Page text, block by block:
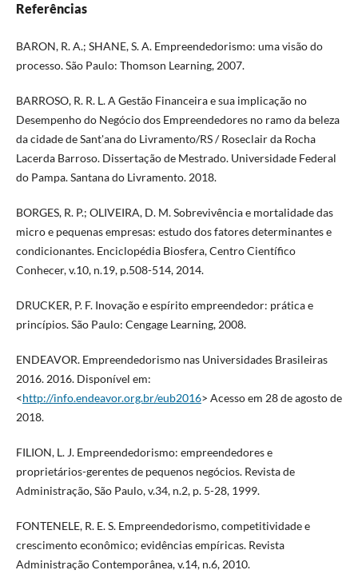
Referências
BARON, R. A.; SHANE, S. A. Empreendedorismo: uma visão do
processo. São Paulo: Thomson Learning, 2007.
BARROSO, R. R. L. A Gestão Financeira e sua implicação no
Desempenho do Negócio dos Empreendedores no ramo da beleza
da cidade de Sant'ana do Livramento/RS / Roseclair da Rocha
Lacerda Barroso. Dissertação de Mestrado. Universidade Federal
do Pampa. Santana do Livramento. 2018.
BORGES, R. P.; OLIVEIRA, D. M. Sobrevivência e mortalidade das
micro e pequenas empresas: estudo dos fatores determinantes e
condicionantes. Enciclopédia Biosfera, Centro Científico
Conhecer, v.10, n.19, p.508-514, 2014.
DRUCKER, P. F. Inovação e espírito empreendedor: prática e
princípios. São Paulo: Cengage Learning, 2008.
ENDEAVOR. Empreendedorismo nas Universidades Brasileiras
2016. 2016. Disponível em:
<http://info.endeavor.org.br/eub2016> Acesso em 28 de agosto de
2018.
FILION, L. J. Empreendedorismo: empreendedores e
proprietários-gerentes de pequenos negócios. Revista de
Administração, São Paulo, v.34, n.2, p. 5-28, 1999.
FONTENELE, R. E. S. Empreendedorismo, competitividade e
crescimento econômico; evidências empíricas. Revista
Administração Contemporânea, v.14, n.6, 2010.